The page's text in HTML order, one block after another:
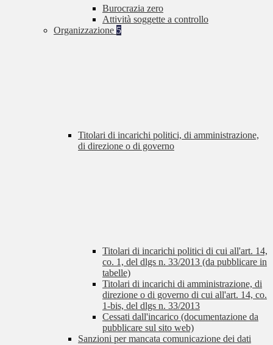
Burocrazia zero
Attività soggette a controllo
Organizzazione 5
Titolari di incarichi politici, di amministrazione,
di direzione o di governo
Titolari di incarichi politici di cui all'art. 14,
co. 1, del dlgs n. 33/2013 (da pubblicare in
tabelle)
Titolari di incarichi di amministrazione, di
direzione o di governo di cui all'art. 14, co.
1-bis, del dlgs n. 33/2013
Cessati dall'incarico (documentazione da
pubblicare sul sito web)
Sanzioni per mancata comunicazione dei dati